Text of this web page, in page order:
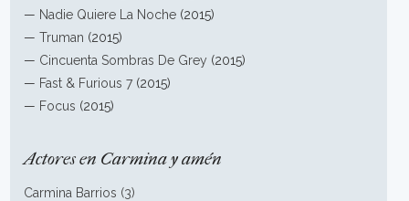
— Nadie Quiere La Noche (2015)
—Truman (2015)
— Cincuenta Sombras De Grey (2015)
— Fast & Furious 7 (2015)
— Focus (2015)
Actores en Carmina y amén
Carmina Barrios (3)